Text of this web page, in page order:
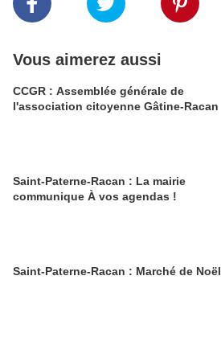
Vous aimerez aussi
CCGR : Assemblée générale de
l'association citoyenne Gâtine-Racan
Saint-Paterne-Racan : La mairie
communique À vos agendas !
Saint-Paterne-Racan : Marché de Noël